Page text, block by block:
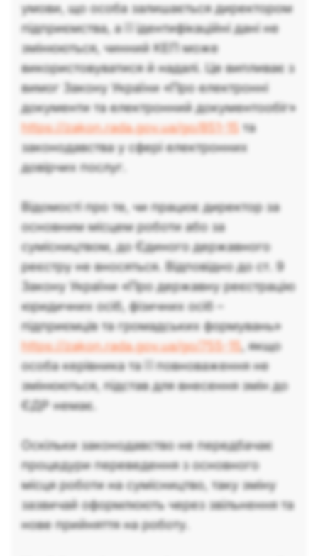
умови, що особа залишається директором
підприємства, а її ідентифікаційні дані не
змінюються, чинний КЕП може
використовуватися й надалі. Це випливає з
вимог Закону України «Про електронні
документи та електронний документообіг»
https://zakon.rada.gov.ua/go/851-15 та
законодавства у сфері електронних
довірчих послуг.
Відомості про те, чи працює директор за
основним місцем роботи або за
сумісництвом, до Єдиного державного
реєстру не вносяться. Відповідно до ст. 9
Закону України «Про державну реєстрацію
юридичних осіб, фізичних осіб –
підприємців та громадських формувань»
https://zakon.rada.gov.ua/go/755-15, якщо
особа керівника та її повноваження не
змінюються, підстав для внесення змін до
ЄДР немає.
Оскільки законодавство не передбачає
процедури переведення з основного
місця роботи на сумісництво, таку зміну
зазвичай оформлюють через звільнення та
нове прийняття на роботу.